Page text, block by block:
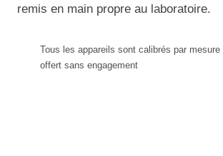
remis en main propre au laboratoire.
Tous les appareils sont calibrés par
offert sans engagement